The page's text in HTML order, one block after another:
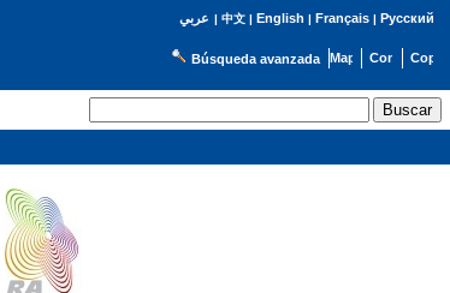
عربي | 中文| English | Français| Русский
Búsqueda avanzada